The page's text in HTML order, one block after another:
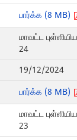
பார்க்க (8 MB)
மாவட்ட
24
19/12/2024
பார்க்க (8 MB)
மாவட்ட
23